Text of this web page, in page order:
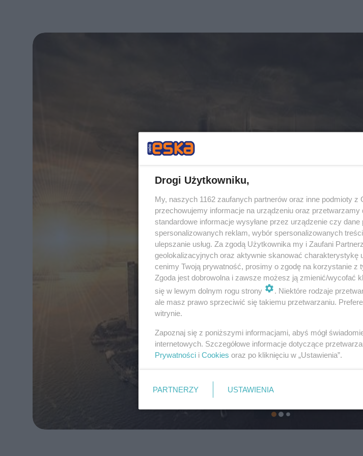
Drogi Użytkowniku,
My, naszych 1162 zaufanych partnerów oraz inne podmioty
przechowujemy informacje na urządzeniu oraz
standardowe informacje wysyłane przez urządzenie czy
spersonalizowanych reklam, wybór spersonalizowanych
ulepszanie usług. Za zgodą Użytkownika my i Zaufani
geolokalizacyjnych oraz aktywnie skanować charakterystykę
cenimy Twoją prywatność, prosimy o zgodę na korzystanie z
Zgoda jest dobrowolna i zawsze możesz ją zmienić/wycofać
się w lewym dolnym rogu strony
. Niektóre rodzaje
ale masz prawo sprzeciwić się takiemu przetwarzaniu.
witrynie.
Zapoznaj się z poniższymi informacjami, abyś mógł
internetowych. Szczegółowe informacje dotyczące
Prywatności i Cookies oraz po kliknięciu w „Ustawienia”.
PARTNERZY USTAWIENIA